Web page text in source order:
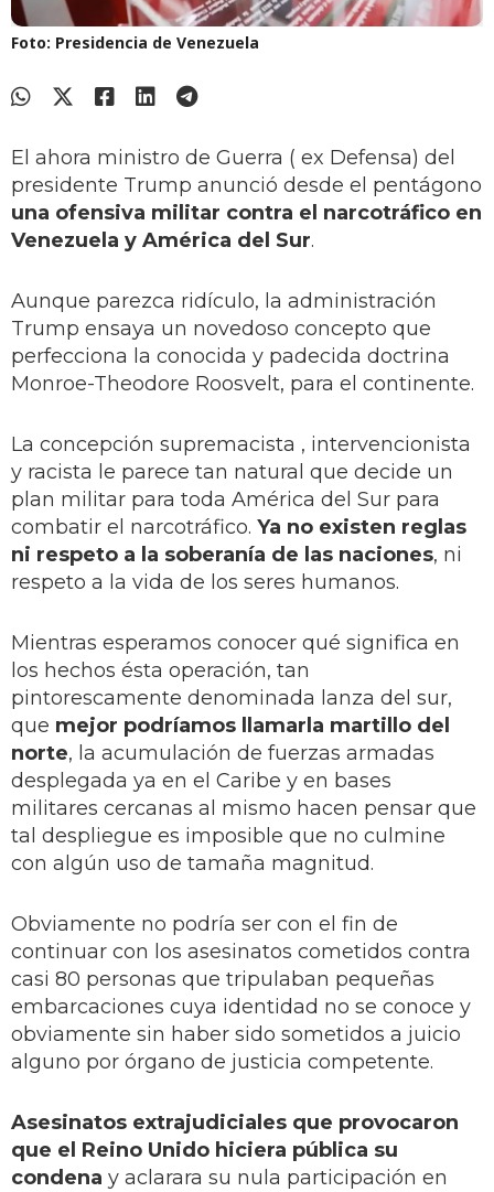
Foto: Presidencia de Venezuela
El ahora ministro de Guerra ( ex Defensa) del
presidente Trump anunció desde el pentágono
una ofensiva militar contra el narcotráfico en
Venezuela y América del Sur.
Aunque parezca ridículo, la administración
Trump ensaya un novedoso concepto que
perfecciona la conocida y padecida doctrina
Monroe-Theodore Roosvelt, para el continente.
La concepción supremacista , intervencionista
y racista le parece tan natural que decide un
plan militar para toda América del Sur para
combatir el narcotráfico. Ya no existen reglas
ni respeto a la soberanía de las naciones, ni
respeto a la vida de los seres humanos.
Mientras esperamos conocer qué significa en
los hechos ésta operación, tan
pintorescamente denominada lanza del sur,
que mejor podríamos llamarla martillo del
norte, la acumulación de fuerzas armadas
desplegada ya en el Caribe y en bases
militares cercanas al mismo hacen pensar que
tal despliegue es imposible que no culmine
con algún uso de tamaña magnitud.
Obviamente no podría ser con el fin de
continuar con los asesinatos cometidos contra
casi 80 personas que tripulaban pequeñas
embarcaciones cuya identidad no se conoce y
obviamente sin haber sido sometidos a juicio
alguno por órgano de justicia competente.
Asesinatos extrajudiciales que provocaron
que el Reino Unido hiciera pública su
condena y aclarara su nula participación en